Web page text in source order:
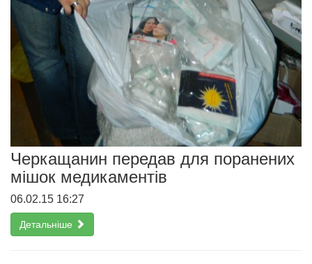
Черкащанин передав для поранених
мішок медикаментів
06.02.15 16:27
Детальніше